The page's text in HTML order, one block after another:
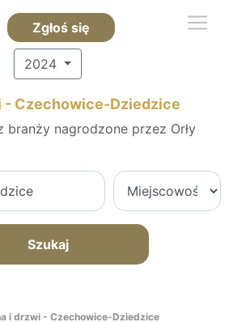
Zgłoś się
2024
- Czechowice-Dziedzice
branży nagrodzone przez Orły
Szukaj
i drzwi - Czechowice-Dziedzice